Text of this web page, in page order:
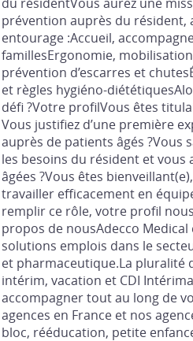
prévention auprès du résident,
entourage :Accueil,
famillesErgonomie,
prévention d’escarres et
et règles hygiéno-
défi ?Votre profilVous êtes
Vous justifiez d’une première
auprès de patients âgés ?Vous
les besoins du résident et vous
âgées ?Vous êtes
travailler efficacement en
remplir ce rôle, votre profil
propos de nousAdecco Medical
solutions emplois dans le
et pharmaceutique.La pluralité
intérim, vacation et CDI
accompagner tout au long de
agences en France et nos
bloc, rééducation, petite